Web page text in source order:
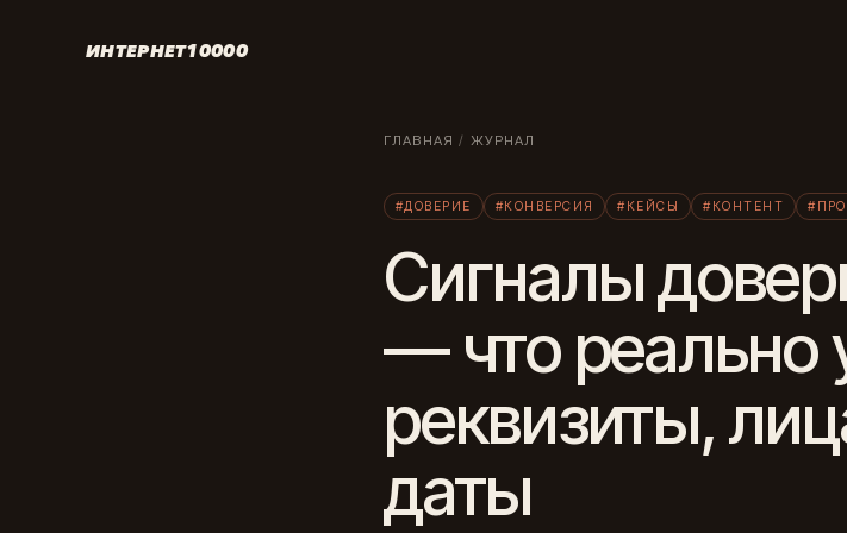
ИНТЕРНЕТ10000
ГЛАВНАЯ / ЖУРНАЛ
#ДОВЕРИЕ #КОНВЕРСИЯ #КЕЙСЫ #КОНТЕНТ
Сигналы
— что реально
реквизиты,
даты